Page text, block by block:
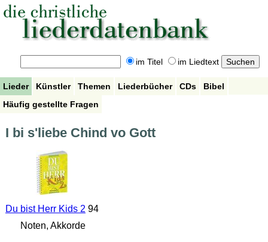
im Titel im Liedtext
Lieder Künstler Themen Liederbücher CDs
Bibel
Häufig gestellte Fragen
I bi s'liebe Chind vo Gott
Du bist Herr Kids 2 94
Noten, Akkorde